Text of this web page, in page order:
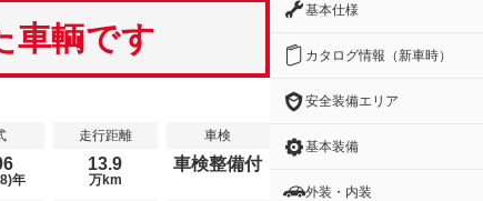
車輌です
年
走行距離
13.9
万km
車検
車検整備付
基本仕様
カタログ情報（新車時）
安全装備エリア
基本装備
外装・内装